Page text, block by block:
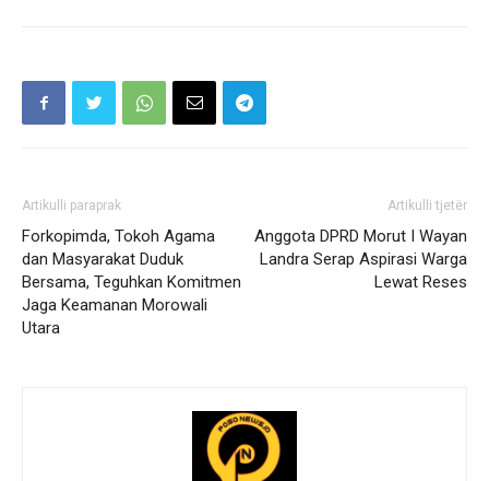
Artikulli paraprak
Forkopimda, Tokoh Agama
dan Masyarakat Duduk
Bersama, Teguhkan Komitmen
Jaga Keamanan Morowali
Utara
Artikulli tjetër
Anggota DPRD Morut I Wayan
Landra Serap Aspirasi Warga
Lewat Reses